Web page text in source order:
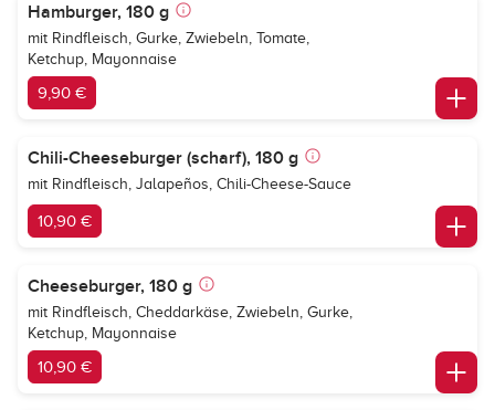
Hamburger, 180 g
mit Rindfleisch, Gurke, Zwiebeln, Tomate,
Ketchup, Mayonnaise
9,90 €
Chili-Cheeseburger (scharf), 180 g
mit Rindfleisch, Jalapeños, Chili-Cheese-Sauce
10,90 €
Cheeseburger, 180 g
mit Rindfleisch, Cheddarkäse, Zwiebeln, Gurke,
Ketchup, Mayonnaise
10,90 €